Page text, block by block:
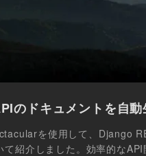
のドキュメントを自動
を使用して、Django
て紹介しました。効率的な